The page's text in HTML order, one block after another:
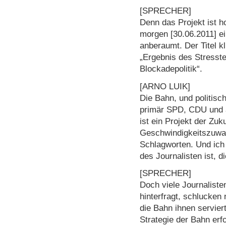
[SPRECHER]
Denn das Projekt ist
morgen [30.06.2011]
anberaumt. Der Titel
„Ergebnis des
Blockadepolitik“.
[ARNO LUIK]
Die Bahn, und
primär SPD, CDU
ist ein Projekt der
Schlagworten. Und
des Journalisten ist,
[SPRECHER]
Doch viele
hinterfragt, schlucken
die Bahn ihnen
Strategie der Bahn